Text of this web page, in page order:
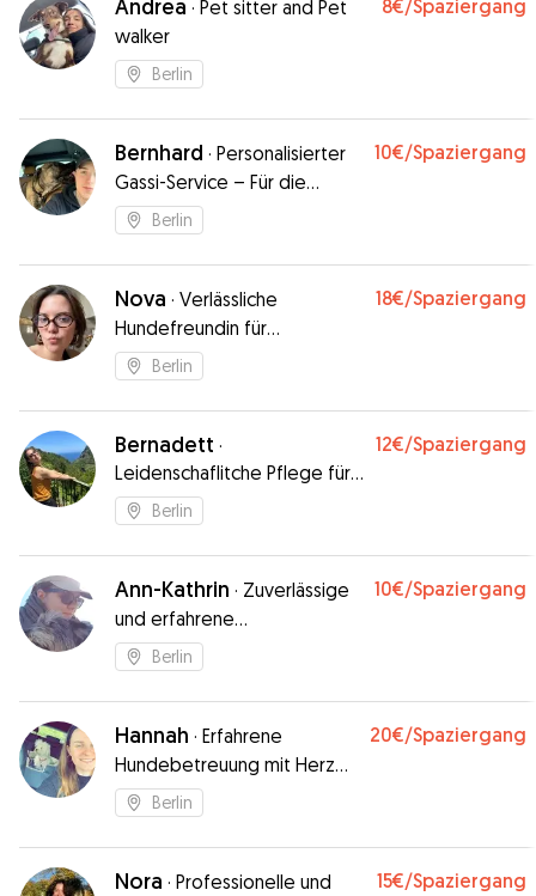
Andrea · Pet sitter and Pet
walker
8€/Spaziergang
Berlin
Bernhard · Personalisierter
Gassi-Service – Für die
individuellen Bedürfnisse
Ihres Hundes
10€/Spaziergang
Berlin
Nova · Verlässliche
Hundefreundin für
Spaziergänge
18€/Spaziergang
Berlin
Bernadett ·
Leidenschaflitche Pflege für
Dein Hund🐕
12€/Spaziergang
Berlin
Ann-Kathrin · Zuverlässige
und erfahrene
Hundeausführerin in Berlin
10€/Spaziergang
Berlin
Hannah · Erfahrene
Hundebetreuung mit Herz
und Verstand
20€/Spaziergang
Berlin
Nora · Professionelle und
15€/Spaziergang